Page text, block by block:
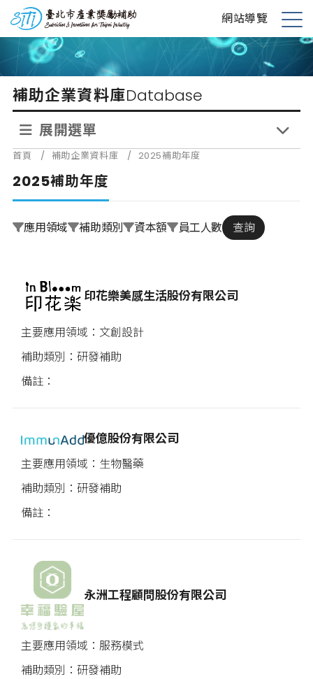
到
內
台北市產業獎勵補助 網站導覽
展
單
補助企業資料庫Database
展開選單
首頁 / 補助企業資料庫 / 2025補助年度
2025補助年度
應用領域 補助類別 資本額 員工人數 查詢
印花樂美感生活股份有限公司
文創設計
研發補助
優億股份有限公司
生物醫藥
研發補助
永洲工程顧問股份有限公司
服務模式
研發補助